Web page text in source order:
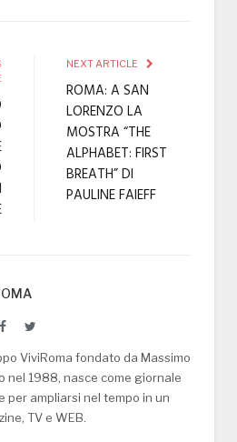
NEXT ARTICLE
ROMA: A SAN
LORENZO LA
MOSTRA “THE
ALPHABET: FIRST
BREATH” DI
PAULINE FAIEFF
FacebookTwitter
ViviRoma fondato da Massimo
nel 1988, nasce come giornale
per ampliarsi nel tempo in un
TV e WEB.